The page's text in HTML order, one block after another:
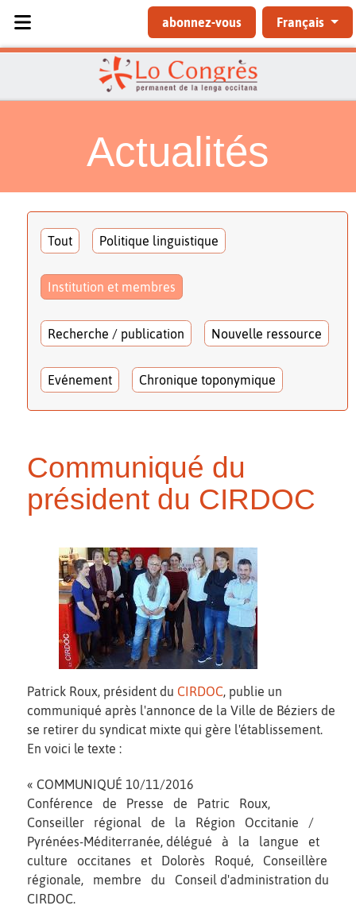
abonnez-vous Français
Actualités
Tout Politique linguistique
Institution et membres
Recherche / publication Nouvelle ressource
Evénement Chronique toponymique
Communiqué du
président du CIRDOC
Patrick Roux, président du CIRDOC, publie un
communiqué après l'annonce de la Ville de Béziers de
se retirer du syndicat mixte qui gère l'établissement.
En voici le texte :
« COMMUNIQUÉ 10/11/2016
Conférence de Presse de Patric Roux,
Conseiller régional de la Région Occitanie /
Pyrénées-Méditerranée, délégué à la langue et
culture occitanes et Dolorès Roqué, Conseillère
régionale, membre du Conseil d'administration du
CIRDOC.